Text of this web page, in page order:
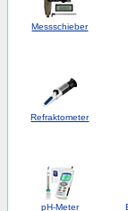
Messschieber
Refraktometer
pH-Meter